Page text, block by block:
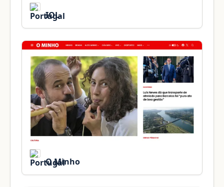
IOL
O Minho